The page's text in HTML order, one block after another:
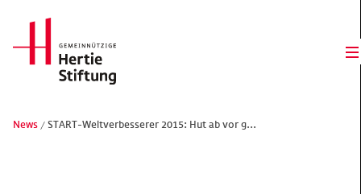
Hertie Stiftung Logo
News START-Weltverbesserer 2015: Hut ab vor g...